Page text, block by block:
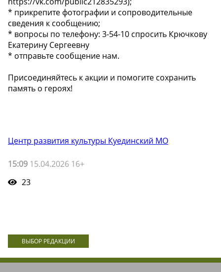
* прикрепите фотографии и сопроводительные
сведения к сообщению;
* вопросы по телефону: 3-54-10 спросить Крючкову
Екатерину Сергеевну
* отправьте сообщение нам.
Присоединяйтесь к акции и помогите сохранить
память о героях!
Центр развития культуры Куединский МО
15:09 15.04.2026 16+
23
ВЫБОР РЕДАКЦИИ